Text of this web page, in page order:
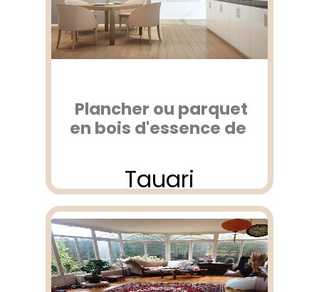
Plancher ou parquet
en bois d'essence de
Tauari